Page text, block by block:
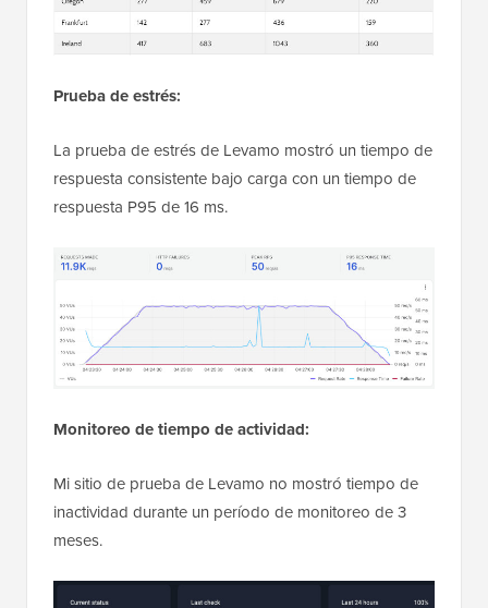
Prueba de estrés:
La prueba de estrés de Levamo mostró un tiempo de
respuesta consistente bajo carga con un tiempo de
respuesta P95 de 16 ms.
Monitoreo de tiempo de actividad:
Mi sitio de prueba de Levamo no mostró tiempo de
inactividad durante un período de monitoreo de 3
meses.